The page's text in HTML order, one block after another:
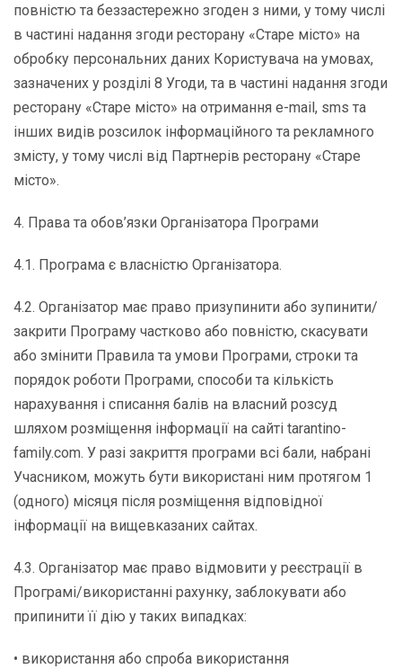
повністю та беззастережно згоден з ними, у тому числі
в частині надання згоди ресторану «Старе місто» на
обробку персональних даних Користувача на умовах,
зазначених у розділі 8 Угоди, та в частині надання згоди
ресторану «Старе місто» на отримання e-mail, sms та
інших видів розсилок інформаційного та рекламного
змісту, у тому числі від Партнерів ресторану «Старе
місто».
4. Права та обов’язки Організатора Програми
4.1. Програма є власністю Організатора.
4.2. Організатор має право призупинити або зупинити/
закрити Програму частково або повністю, скасувати
або змінити Правила та умови Програми, строки та
порядок роботи Програми, способи та кількість
нарахування і списання балів на власний розсуд
шляхом розміщення інформації на сайті tarantino-
family.com. У разі закриття програми всі бали, набрані
Учасником, можуть бути використані ним протягом 1
(одного) місяця після розміщення відповідної
інформації на вищевказаних сайтах.
4.3. Організатор має право відмовити у реєстрації в
Програмі/використанні рахунку, заблокувати або
припинити її дію у таких випадках:
• використання або спроба використання